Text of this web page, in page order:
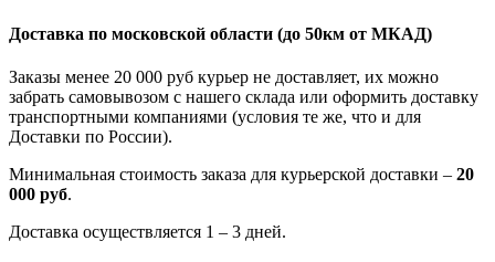
Доставка по московской области (до 50км от МКАД)
Заказы менее 20 000 руб курьер не доставляет, их можно
забрать самовывозом с нашего склада или оформить доставку
транспортными компаниями (условия те же, что и для
Доставки по России).
Минимальная стоимость заказа для курьерской доставки – 20
000 руб.
Доставка осуществляется 1 – 3 дней.